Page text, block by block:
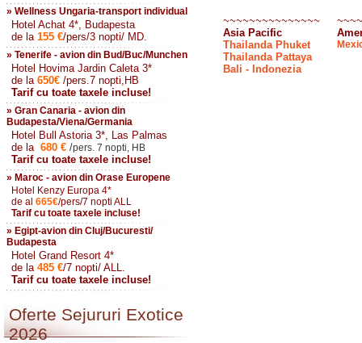
» Wellness Ungaria-transport individual
Hotel Achat 4*, Budapesta
de la 155 €/pers/3 nopti/ MD.
» Tenerife - avion din Bud/Buc/Munchen
Hotel Hovima Jardin Caleta 3*
de la 650€ /pers.7 nopti,HB
Tarif cu toate taxele incluse!
» Gran Canaria - avion din
Budapesta/Viena/Germania
Hotel Bull Astoria 3*, Las Palmas
de la 680 € /pers. 7 nopti, HB
Tarif cu toate taxele incluse!
» Maroc - avion din Orase Europene
Hotel Kenzy Europa 4*
de al 665€/pers/7 nopti ALL
Tarif cu toate taxele incluse!
» Egipt-avion din Cluj/Bucuresti/
Budapesta
Hotel Grand Resort 4*
de la485 €/7 nopti/ ALL.
Tarif cu toate taxele incluse!
Oferte Sejururi Exotice
2026
~~~~~~~~~~~~~~~
Asia Pacific
Thailanda Phuket
Thailanda Pattaya
Bali - Indonezia